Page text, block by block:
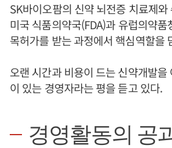
SK바이오팜의 신약 뇌전증 치료제
미국 식품의약국(FDA)과 유럽의약
목허가를 받는 과정에서 핵심역할을
오랜 시간과 비용이 드는 신약개발을
이 있는 경영자라는 평을 듣고 있다.
경영활동의 공